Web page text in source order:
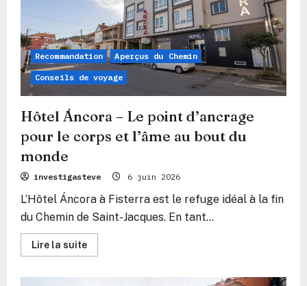
spirituel)
bout
du
monde
🌟
🍔
🥞
Recommandation Aperçus du Chemin
Conseils de voyage
Hôtel Áncora – Le point d’ancrage
pour le corps et l’âme au bout du
monde
investigasteve 6 juin 2026
L’Hôtel Áncora à Fisterra est le refuge idéal à la fin
du Chemin de Saint-Jacques. En tant...
Lire la suiteEn
savoir